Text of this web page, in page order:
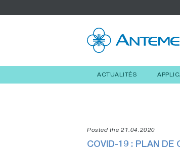
ACTUALITÉS
Posted the 21.04.2020
COVID-19 : PLAN DE